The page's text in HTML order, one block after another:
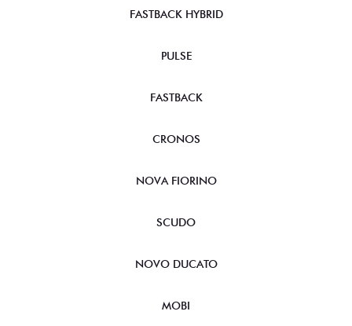
FASTBACK HYBRID
PULSE
FASTBACK
CRONOS
NOVA FIORINO
SCUDO
NOVO DUCATO
MOBI